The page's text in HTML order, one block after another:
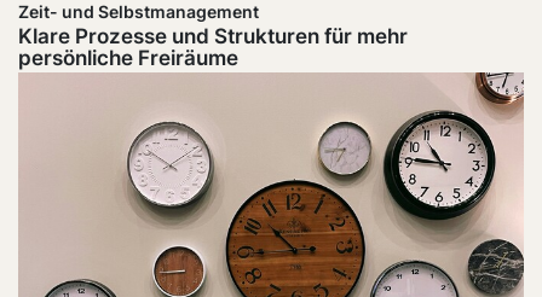
Zeit- und Selbstmanagement
Klare Prozesse und Strukturen für mehr
persönliche Freiräume